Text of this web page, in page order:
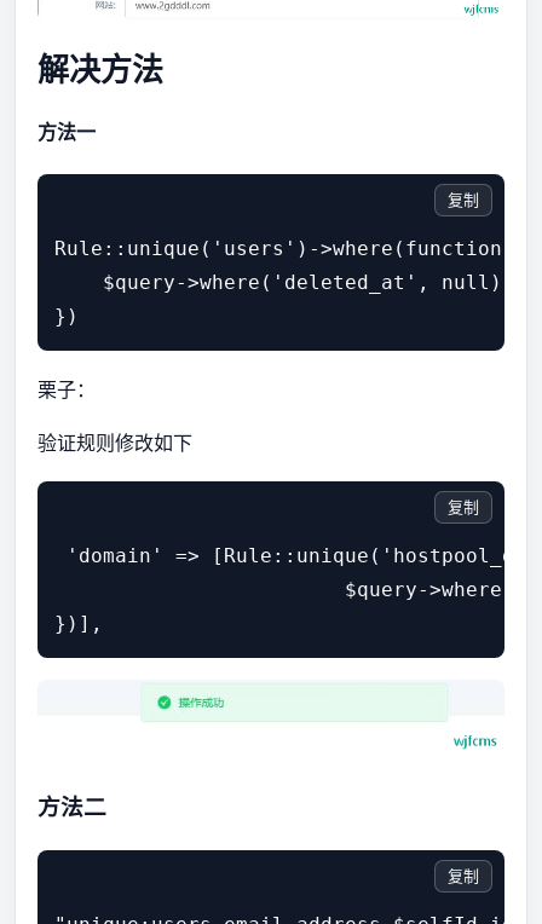
解决方法
方法一
Rule::unique('users')->where(function
$query->where('deleted_at', null)-
复制
栗子：
验证规则修改如下
'domain' =>
$query-
复制
方法二
复制